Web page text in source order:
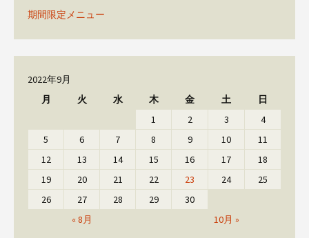
期間限定メニュー
2022年9月
月
火 水 木 金 土 日
« 8月 10月 »
1 2 3
4
5
6 7 8 9 10
11
12
13 14 15 16 17
18
19
20 21 22 23 24
25
26
27 28 29 30